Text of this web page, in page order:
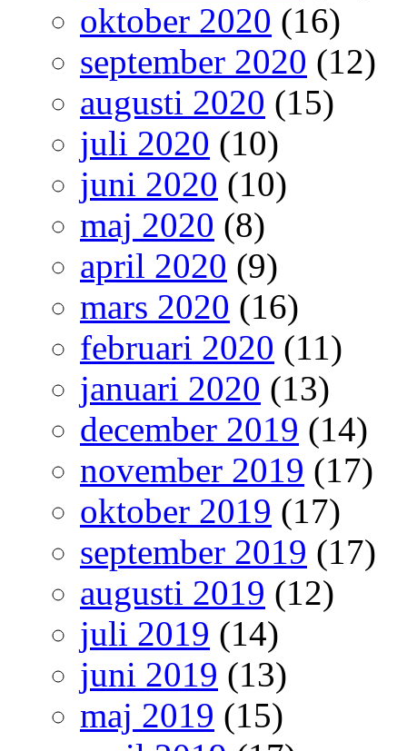
oktober 2020 (16)
september 2020 (12)
augusti 2020 (15)
juli 2020 (10)
juni 2020 (10)
maj 2020 (8)
april 2020 (9)
mars 2020 (16)
februari 2020 (11)
januari 2020 (13)
december 2019 (14)
november 2019 (17)
oktober 2019 (17)
september 2019 (17)
augusti 2019 (12)
juli 2019 (14)
juni 2019 (13)
maj 2019 (15)